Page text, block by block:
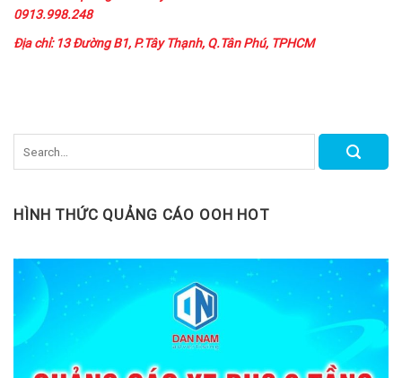
0913.998.248
Địa chỉ: 13 Đường B1, P.Tây Thạnh, Q.Tân Phú, TPHCM
HÌNH THỨC QUẢNG CÁO OOH HOT